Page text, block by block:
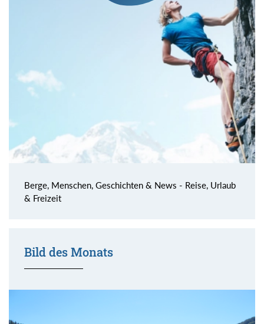
Berge, Menschen, Geschichten & News - Reise, Urlaub
& Freizeit
Bild des Monats